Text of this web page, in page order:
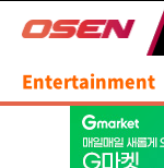
Entertainment